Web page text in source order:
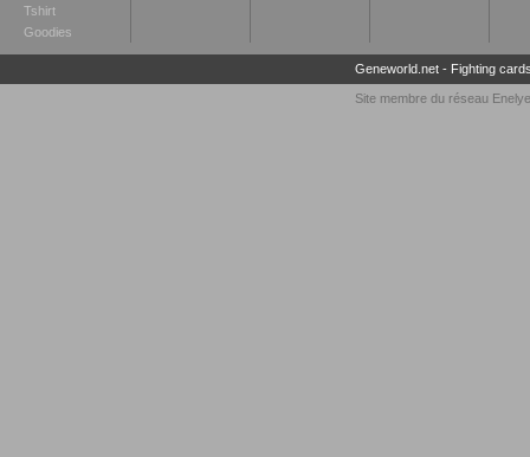
Tshirt
Goodies
Geneworld.net- Fighting
Site membre du réseau Enelye